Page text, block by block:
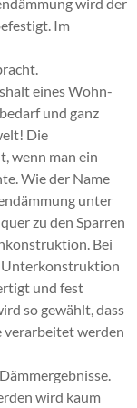
vom Nord-
ist
in
Büsum,
gehört
und
In den
als
der Nord-
zu
flexibles
schenken
qualifizierter
von
Ihnen,
eine
nach dem
legen wir
Es ist uns ein
von unserer
Sie ohne
,
Elmshorn,
,
Lübeck,
Bad
,
,
Gelting,
Barmbek
,Dachdämmung
,
Im
eines Wohn-
und ganz
Die
wenn man ein
Wie der Name
unter
zu den Sparren
Bei
Unterkonstruktion
und fest
so gewählt, dass
verarbeitet werden
wird kaum